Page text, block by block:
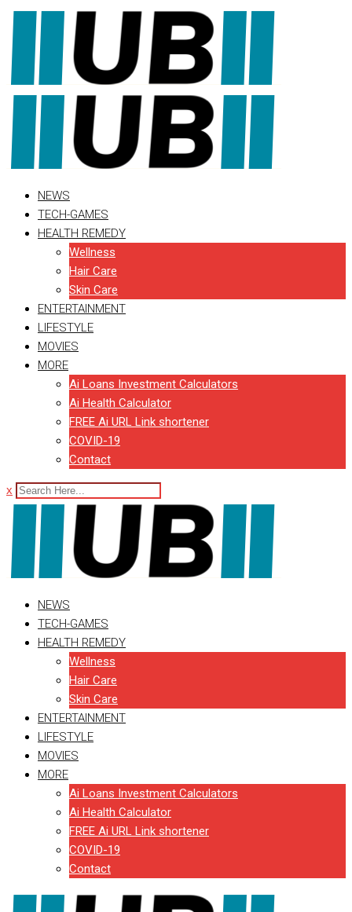
Skip
to
content
NEWS
TECH-GAMES
HEALTH REMEDY
Wellness
Hair Care
Skin Care
ENTERTAINMENT
LIFESTYLE
MOVIES
MORE
Ai Loans Investment Calculators
Ai Health Calculator
FREE Ai URL Link shortener
COVID-19
Contact
x
NEWS
TECH-GAMES
HEALTH REMEDY
Wellness
Hair Care
Skin Care
ENTERTAINMENT
LIFESTYLE
MOVIES
MORE
Ai Loans Investment Calculators
Ai Health Calculator
FREE Ai URL Link shortener
COVID-19
Contact